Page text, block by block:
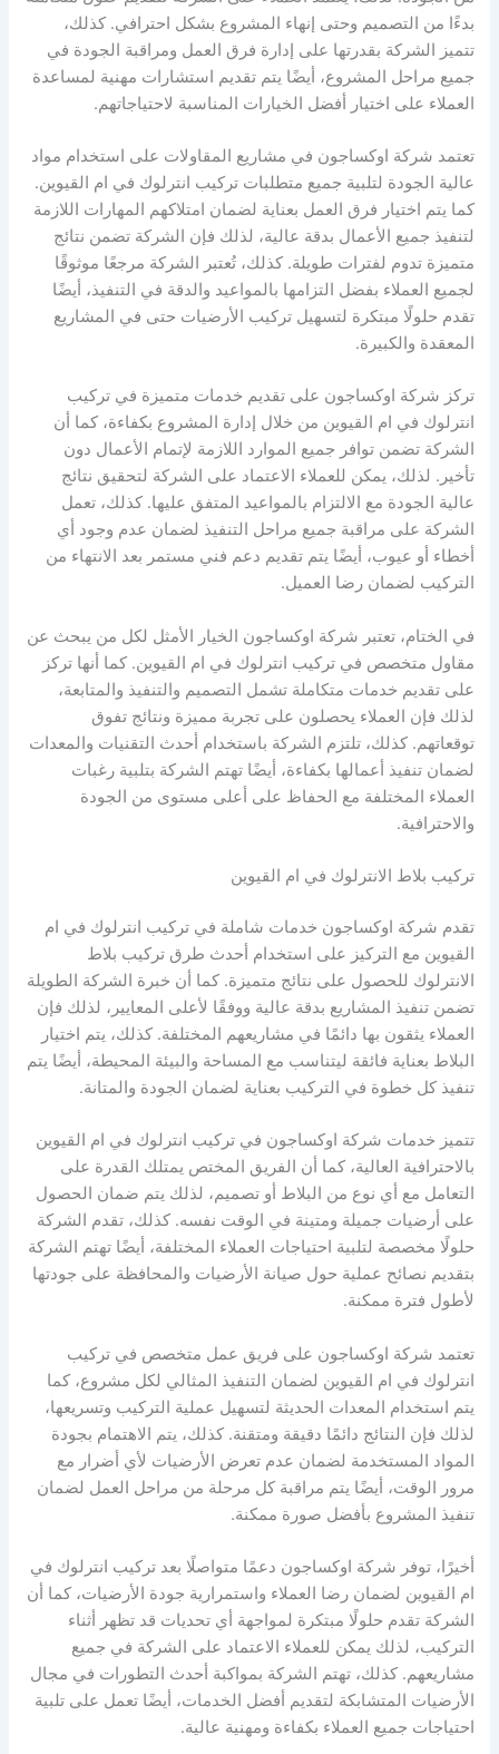
بدءًا من التصميم وحتى إنهاء المشروع بشكل احترافي. كذلك،
تتميز الشركة بقدرتها على إدارة فرق العمل ومراقبة الجودة في
جميع مراحل المشروع، أيضًا يتم تقديم استشارات مهنية لمساعدة
العملاء على اختيار أفضل الخيارات المناسبة لاحتياجاتهم.
تعتمد شركة اوكساجون في مشاريع المقاولات على استخدام مواد
عالية الجودة لتلبية جميع متطلبات تركيب انترلوك في ام القيوين.
كما يتم اختيار فرق العمل بعناية لضمان امتلاكهم المهارات اللازمة
لتنفيذ جميع الأعمال بدقة عالية، لذلك فإن الشركة تضمن نتائج
متميزة تدوم لفترات طويلة. كذلك، تُعتبر الشركة مرجعًا موثوقًا
لجميع العملاء بفضل التزامها بالمواعيد والدقة في التنفيذ، أيضًا
تقدم حلولًا مبتكرة لتسهيل تركيب الأرضيات حتى في المشاريع
المعقدة والكبيرة.
تركز شركة اوكساجون على تقديم خدمات متميزة في تركيب
انترلوك في ام القيوين من خلال إدارة المشروع بكفاءة، كما أن
الشركة تضمن توافر جميع الموارد اللازمة لإتمام الأعمال دون
تأخير. لذلك، يمكن للعملاء الاعتماد على الشركة لتحقيق نتائج
عالية الجودة مع الالتزام بالمواعيد المتفق عليها. كذلك، تعمل
الشركة على مراقبة جميع مراحل التنفيذ لضمان عدم وجود أي
أخطاء أو عيوب، أيضًا يتم تقديم دعم فني مستمر بعد الانتهاء من
التركيب لضمان رضا العميل.
في الختام، تعتبر شركة اوكساجون الخيار الأمثل لكل من يبحث عن
مقاول متخصص في تركيب انترلوك في ام القيوين. كما أنها تركز
على تقديم خدمات متكاملة تشمل التصميم والتنفيذ والمتابعة،
لذلك فإن العملاء يحصلون على تجربة مميزة ونتائج تفوق
توقعاتهم. كذلك، تلتزم الشركة باستخدام أحدث التقنيات والمعدات
لضمان تنفيذ أعمالها بكفاءة، أيضًا تهتم الشركة بتلبية رغبات
العملاء المختلفة مع الحفاظ على أعلى مستوى من الجودة
والاحترافية.
تركيب بلاط الانترلوك في ام القيوين
تقدم شركة اوكساجون خدمات شاملة في تركيب انترلوك في ام
القيوين مع التركيز على استخدام أحدث طرق تركيب بلاط
الانترلوك للحصول على نتائج متميزة. كما أن خبرة الشركة الطويلة
تضمن تنفيذ المشاريع بدقة عالية ووفقًا لأعلى المعايير، لذلك فإن
العملاء يثقون بها دائمًا في مشاريعهم المختلفة. كذلك، يتم اختيار
البلاط بعناية فائقة ليتناسب مع المساحة والبيئة المحيطة، أيضًا يتم
تنفيذ كل خطوة في التركيب بعناية لضمان الجودة والمتانة.
تتميز خدمات شركة اوكساجون في تركيب انترلوك في ام القيوين
بالاحترافية العالية، كما أن الفريق المختص يمتلك القدرة على
التعامل مع أي نوع من البلاط أو تصميم، لذلك يتم ضمان الحصول
على أرضيات جميلة ومتينة في الوقت نفسه. كذلك، تقدم الشركة
حلولًا مخصصة لتلبية احتياجات العملاء المختلفة، أيضًا تهتم الشركة
بتقديم نصائح عملية حول صيانة الأرضيات والمحافظة على جودتها
لأطول فترة ممكنة.
تعتمد شركة اوكساجون على فريق عمل متخصص في تركيب
انترلوك في ام القيوين لضمان التنفيذ المثالي لكل مشروع، كما
يتم استخدام المعدات الحديثة لتسهيل عملية التركيب وتسريعها،
لذلك فإن النتائج دائمًا دقيقة ومتقنة. كذلك، يتم الاهتمام بجودة
المواد المستخدمة لضمان عدم تعرض الأرضيات لأي أضرار مع
مرور الوقت، أيضًا يتم مراقبة كل مرحلة من مراحل العمل لضمان
تنفيذ المشروع بأفضل صورة ممكنة.
أخيرًا، توفر شركة اوكساجون دعمًا متواصلًا بعد تركيب انترلوك في
ام القيوين لضمان رضا العملاء واستمرارية جودة الأرضيات، كما أن
الشركة تقدم حلولًا مبتكرة لمواجهة أي تحديات قد تظهر أثناء
التركيب، لذلك يمكن للعملاء الاعتماد على الشركة في جميع
مشاريعهم. كذلك، تهتم الشركة بمواكبة أحدث التطورات في مجال
الأرضيات المتشابكة لتقديم أفضل الخدمات، أيضًا تعمل على تلبية
احتياجات جميع العملاء بكفاءة ومهنية عالية.